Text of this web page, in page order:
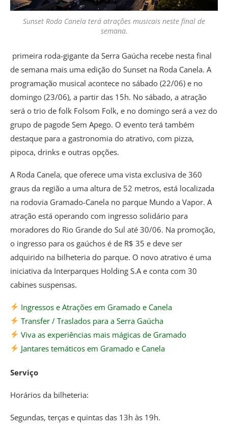
Sunset Roda Canela terá atrações musicais neste final de
semana.
primeira roda-gigante da Serra Gaúcha recebe nesta final
de semana mais uma edição do Sunset na Roda Canela. A
programação musical acontece no sábado (22/06) e no
domingo (23/06), a partir das 15h. No sábado, a atração
será o trio de folk Folsom Folk, e no domingo será a vez do
grupo de pagode Sem Apego. O evento terá também
destaque para a gastronomia do atrativo, com pizza,
pipoca, drinks e outras opções.
A Roda Canela, que oferece uma vista exclusiva de 360
graus da região a uma altura de 52 metros, está localizada
na rodovia Gramado-Canela no parque Mundo a Vapor. A
atração está operando com ingresso solidário para
moradores do Rio Grande do Sul até 30/06. Na promoção,
o ingresso para os gaúchos é de R$ 35 e deve ser
adquirido na bilheteria do parque. O novo atrativo é uma
iniciativa da Interparques Holding S.A e conta com 30
cabines suspensas.
Ingressos e Atrações em Gramado e Canela
Transfer / Traslados para a Serra Gaúcha
Viva as experiências mais mágicas de Gramado
Jantares temáticos em Gramado e Canela
Serviço
Horários da bilheteria:
Segundas, terças e quintas das 13h às 19h.